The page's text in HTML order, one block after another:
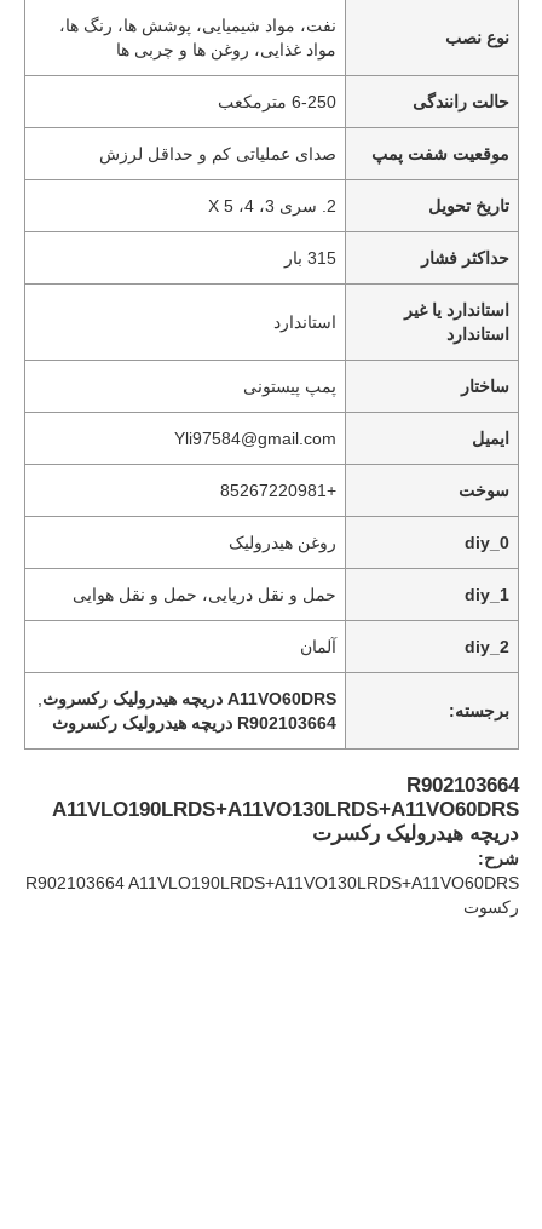
ویدیو
درباره ما
نوع نصب
نفت، مواد شیمیایی، پوشش ها، رنگ ها،
مواد غذایی، روغن ها و چربی ها
حالت رانندگی 6-250 مترمکعب
موقعیت شفت پمپ صدای عملیاتی کم و حداقل لرزش
تاریخ تحویل 2. سری 3، 4، 5 X
حداکثر فشار 315 بار
استاندارد یا غیر
استاندارد
استاندارد
ساختار پمپ پیستونی
ایمیل Yli97584@gmail.com
سوخت +85267220981
diy_0 روغن هیدرولیک
diy_1 حمل و نقل دریایی، حمل و نقل هوایی
diy_2 آلمان
برجسته:
A11VO60DRS دریچه هیدرولیک رکسروث
R902103664 دریچه هیدرولیک رکسروث
R902103664
A11VLO190LRDS+A11VO130LRDS+A11VO60DRS
دریچه هیدرولیک رکسرت
شرح:
R902103664 A11VLO190LRDS+A11VO130LRDS+A11VO60DRS
رکسوت